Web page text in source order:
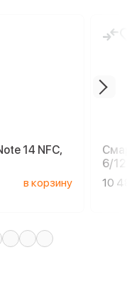
14 NFC,
в корзину
6/
10